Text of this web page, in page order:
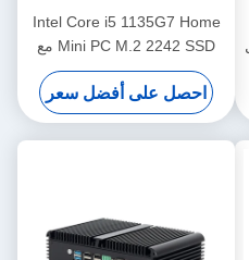
Intel Core i5 1135G7 Home
Mini PC M.2 2242 SSD مع
شبكة LAN مزدوجة ومروحة
احصل على أفضل سعر